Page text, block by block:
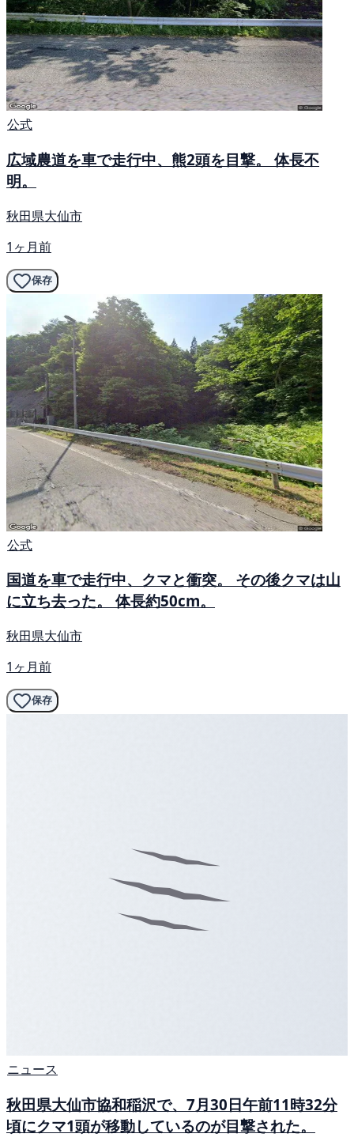
公式
広域農道を車で走行中、熊2頭を目撃。 体長不
明。
秋田県大仙市
1ヶ月前
保存
公式
国道を車で走行中、クマと衝突。 その後クマは山
に立ち去った。 体長約50cm。
秋田県大仙市
1ヶ月前
保存
ニュース
秋田県大仙市協和稲沢で、7月30日午前11時32分
頃にクマ1頭が移動しているのが目撃された。